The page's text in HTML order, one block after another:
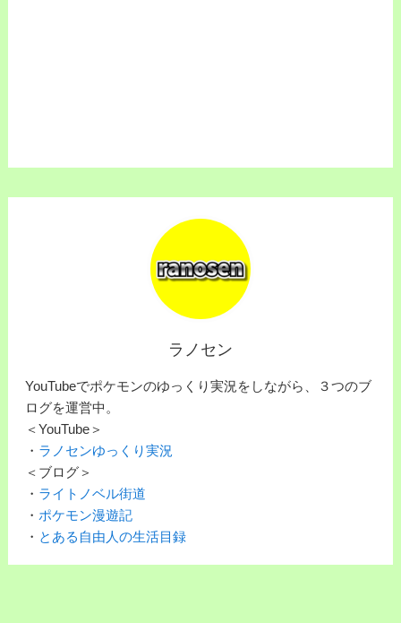
ラノセン
YouTubeでポケモンのゆっくり実況をしながら、３つのブ
ログを運営中。
＜YouTube＞
・ ラノセンゆっくり実況
＜ブログ＞
・ ライトノベル街道
・ ポケモン漫遊記
・ とある自由人の生活目録